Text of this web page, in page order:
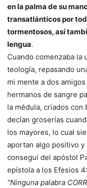
en la palma de su
transatlánticos por
tormentosos, así
lengua.
Cuando comenzaba la
teología, repasando
mi mente a dos
hermanos de sangre
la médula, criados
decían groserías
los mayores, lo cual
aportan algo positivo
conseguí del apóstol
epístola a los Efesios
“Ninguna palabra